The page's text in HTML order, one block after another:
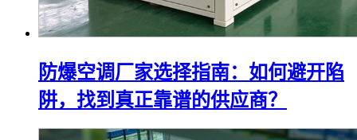
防爆空调厂家选择指南：如何避开陷
阱，找到真正靠谱的供应商？